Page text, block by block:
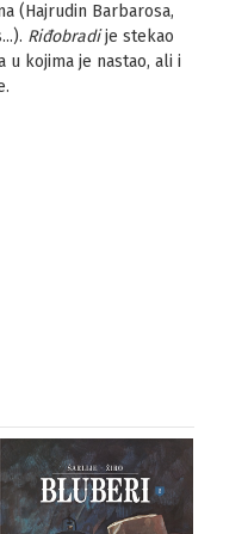
(Hajrudin Barbarosa,
Riđobradije stekao
koji­ma je nastao, ali i